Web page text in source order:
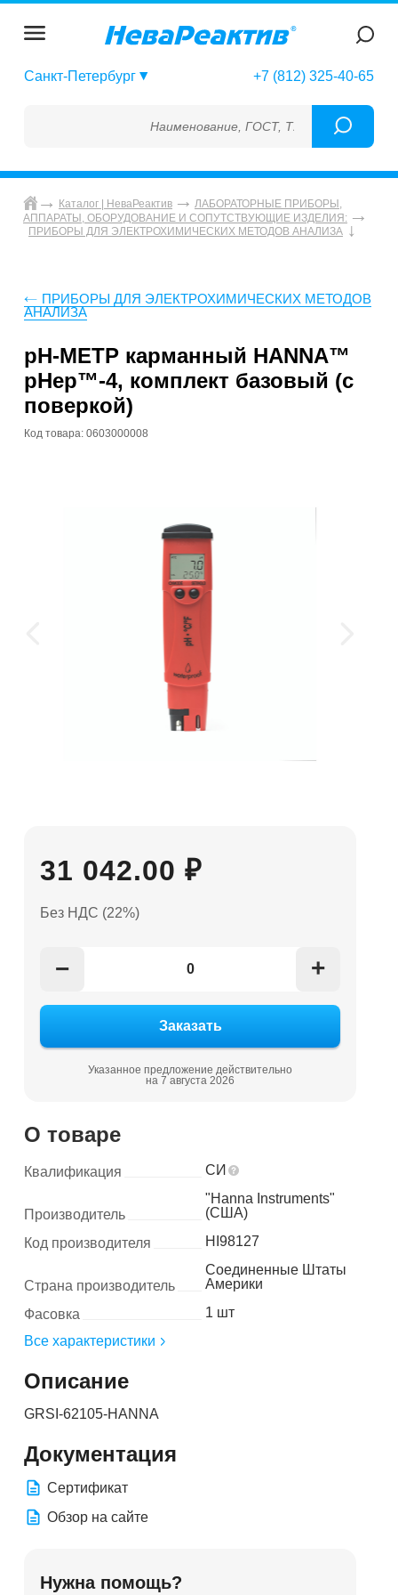
Санкт-Петербург +7 (812) 325-40-65
Наименование, ГОСТ, ТУ, ГСО, МСО, ОСО,
Каталог | НеваРеактив
ЛАБОРАТОРНЫЕ ПРИБОРЫ,
АППАРАТЫ, ОБОРУДОВАНИЕ И СОПУТСТВУЮЩИЕ ИЗДЕЛИЯ:
ПРИБОРЫ ДЛЯ ЭЛЕКТРОХИМИЧЕСКИХ МЕТОДОВ АНАЛИЗА
ПРИБОРЫ ДЛЯ ЭЛЕКТРОХИМИЧЕСКИХ МЕТОДОВ
АНАЛИЗА
pH-МЕТР карманный HANNA™
pHep™-4, комплект базовый (с
поверкой)
Код товара: 0603000008
31 042.00 ₽
Без НДС (22%)
− +
Указанное предложение действительно
на 7 августа 2026
О товаре
Квалификация СИ
Производитель
"Hanna Instruments"
(США)
Код производителя
HI98127
Страна производитель
Соединенные Штаты
Америки
Фасовка
1 шт
Все характеристики
Описание
GRSI-62105-HANNA
Документация
Сертификат
Обзор на сайте
Нужна помощь?